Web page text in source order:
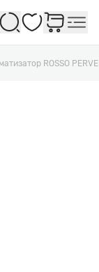
Избранное
ROSSO